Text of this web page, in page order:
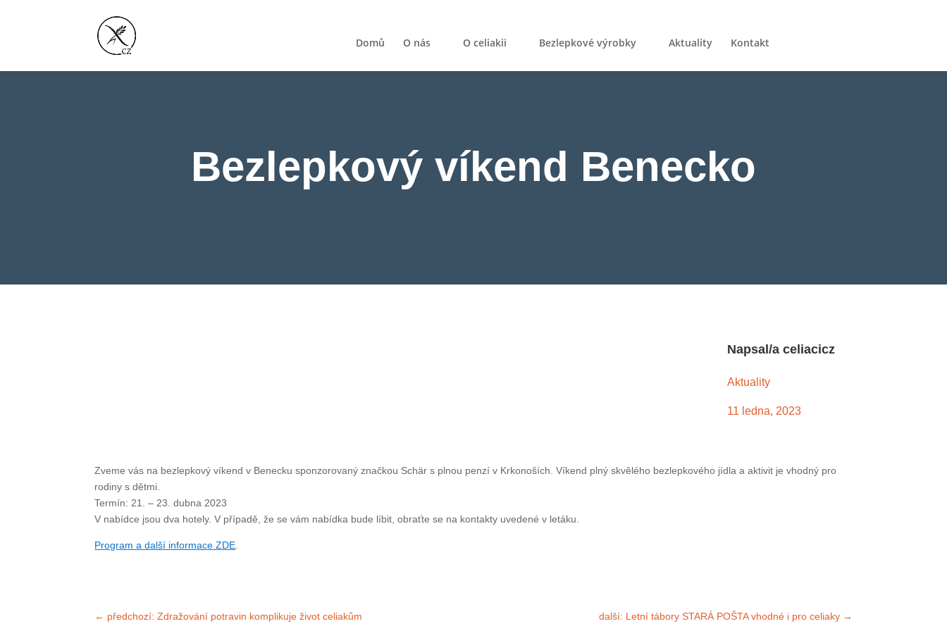
Domů O nás O celiakii Bezlepkové výrobky Aktuality Kontakt
Bezlepkový víkend Benecko
Napsal/aceliacicz
Aktuality
11 ledna, 2023
Zveme vás na bezlepkový víkend v Benecku sponzorovaný značkou Schär s plnou penzí v Krkonoších. Víkend plný skvělého bezlepkového jídla a aktivit je vhodný pro rodiny s
dětmi.
Termín: 21. – 23. dubna 2023
V nabídce jsou dva hotely. V případě, že se vám nabídka bude líbit, obraťte se na kontakty uvedené v letáku.
Program a další informace ZDE.
← předchozí: Zdražování potravin komplikuje život celiakům další: Letní tábory STARÁ POŠTA vhodné i pro celiaky →